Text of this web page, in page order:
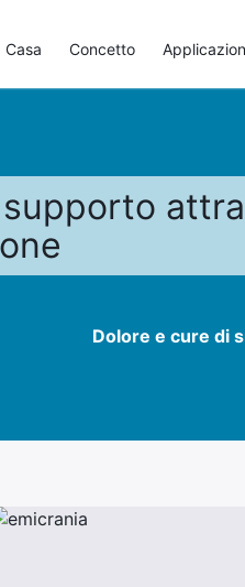
Dolore e cure di
Casa Concetto